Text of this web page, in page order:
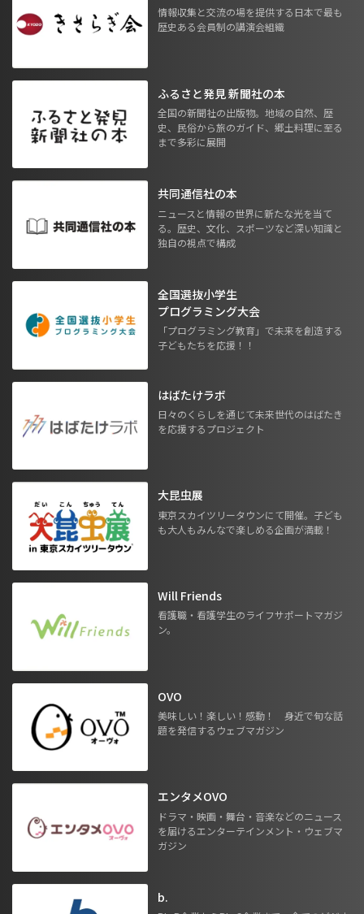
情報収集と交流の場を提供する日本で最も
歴史ある会員制の講演会組織
ふるさと発見 新聞社の本
全国の新聞社の出版物。地域の自然、歴
史、民俗から旅のガイド、郷土料理に至る
まで多彩に展開
共同通信社の本
ニュースと情報の世界に新たな光を当て
る。歴史、文化、スポーツなど深い知識と
独自の視点で構成
全国選抜小学生
プログラミング大会
「プログラミング教育」で未来を創造する
子どもたちを応援！！
はばたけラボ
日々のくらしを通じて未来世代のはばたき
を応援するプロジェクト
大昆虫展
東京スカイツリータウンにて開催。子ども
も大人もみんなで楽しめる企画が満載！
Will Friends
看護職・看護学生のライフサポートマガジ
ン。
OVO
美味しい！楽しい！感動！ 身近で旬な話
題を発信するウェブマガジン
エンタメOVO
ドラマ・映画・舞台・音楽などのニュース
を届けるエンターテインメント・ウェブマ
ガジン
b.